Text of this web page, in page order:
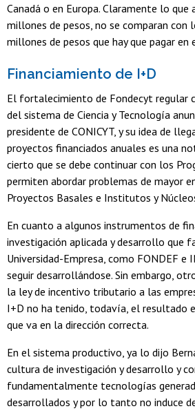
Canadá o en Europa. Claramente lo que
millones de pesos, no se comparan con
millones de pesos que hay que pagar en
Financiamiento de I+D
El fortalecimiento de Fondecyt regular
del sistema de Ciencia y Tecnología
presidente de CONICYT, y su idea de
proyectos financiados anuales es una
cierto que se debe continuar con los
permiten abordar problemas de mayor
Proyectos Basales e Institutos y
En cuanto a algunos instrumentos de
investigación aplicada y desarrollo que
Universidad-Empresa, como FONDEF e
seguir desarrollándose. Sin embargo,
la ley de incentivo tributario a las
I+D no ha tenido, todavía, el resultado
que va en la dirección correcta.
En el sistema productivo, ya lo dijo
cultura de investigación y desarrollo y
fundamentalmente tecnologías
desarrollados y por lo tanto no induce